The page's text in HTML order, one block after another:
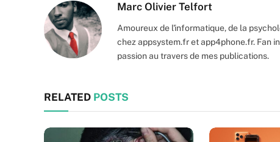
Marc Olivier Telfort
Amoureux de l'informatique, de la
chez appsystem.fr et app4phone.fr. Fan
passion au travers de mes publications.
RELATED POSTS